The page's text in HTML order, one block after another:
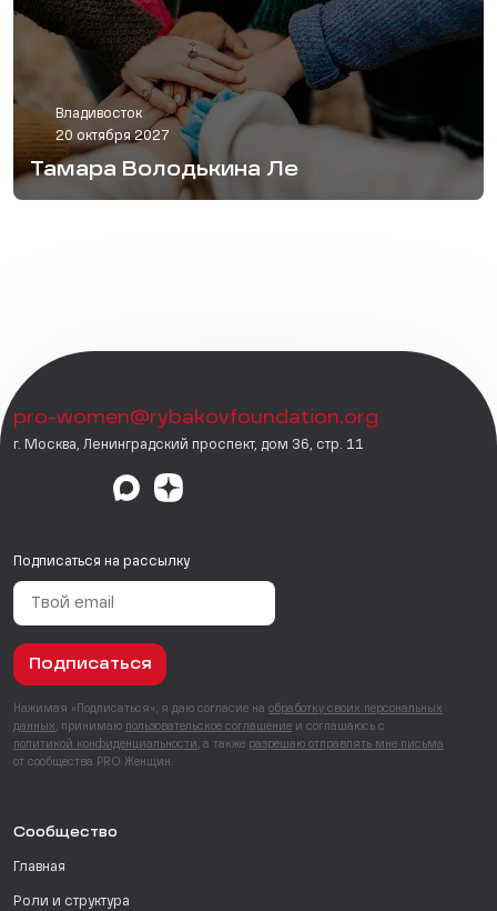
Владивосток
20 октября 2027
Тамара Володькина Ле
pro-women@rybakovfoundation.org
г. Москва, Ленинградский проспект, дом 36, стр. 11
Подписаться на рассылку
Подписаться
Нажимая «Подписаться», я даю согласие на обработку своих персональных
данных , принимаю пользовательское соглашение и соглашаюсь с
политикой конфиденциальности , а также разрешаю отправлять мне письма
от сообщества PRO Женщин.
Сообщество
Главная
Роли и структура